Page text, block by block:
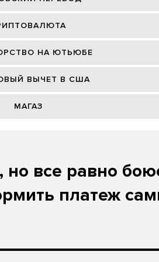
НА ЮТЬЮБЕ
ВЫЧЕТ В США
МАГАЗ
но все равно
платеж